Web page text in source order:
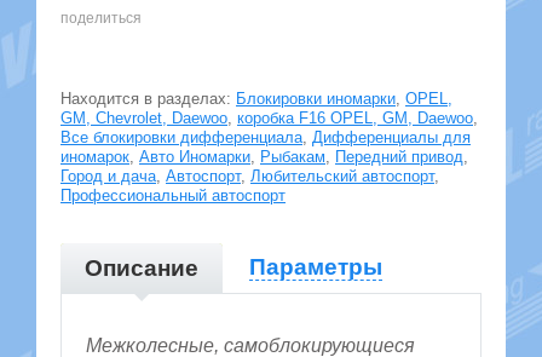
поделиться
Находится в разделах: Блокировки иномарки OPEL,
GM, Chevrolet, Daewoo коробка F16 OPEL, GM, Daewoo
Все блокировки дифференциала Дифференциалы для
иномарок Авто Иномарки Рыбакам Передний привод
Город и дача Автоспорт, Любительский автоспорт,
Профессиональный автоспорт
Описание Параметры
Межколесные, самоблокирующиеся